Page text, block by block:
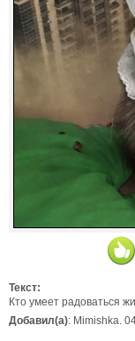
Текст:
Кто умеет радоваться
Добавил(а): Mimishka.